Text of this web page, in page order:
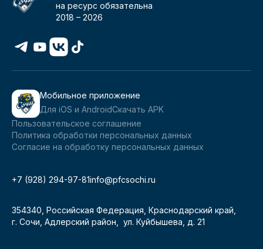
на ресурс обязательна
2018 –2026
Мобильное приложение
Для iOS и AndroidСкачать APK
Пользовательское соглашение
Политика обработки персональных данных
Согласие на обработку персональных данных
+7 (928) 294-97-81info@pfcsochi.ru
354340, Российская Федерация, Краснодарский край,
г. Сочи, Адлерский район, ул. Куйбышева, д. 21